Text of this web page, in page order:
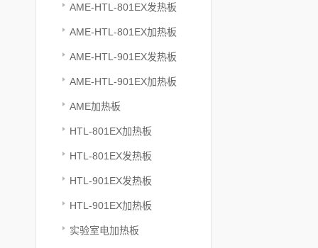
AME-HTL-801EX发热板
AME-HTL-801EX加热板
AME-HTL-901EX发热板
AME-HTL-901EX加热板
AME加热板
HTL-801EX加热板
HTL-801EX发热板
HTL-901EX发热板
HTL-901EX加热板
实验室电加热板